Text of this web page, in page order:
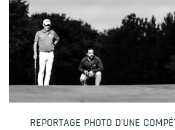
REPORTAGE PHOTO D’UNE